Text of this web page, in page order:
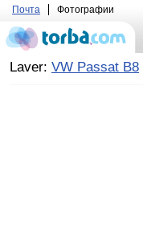
Почта Фотографии
Laver: VW Passat B8